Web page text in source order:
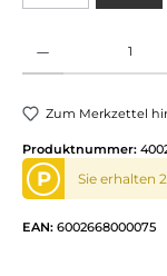
Zum Merkzettel
Produktnummer:
P Sie erhalten
EAN: 6002668000075